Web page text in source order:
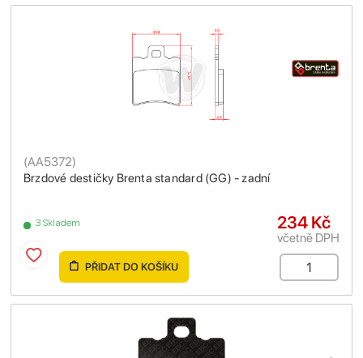
Brzdové destičky Brenta standard (GG) - zadní
(AA5372)
3 Skladem 234 Kč
včetně DPH
PŘIDAT DO KOŠÍKU